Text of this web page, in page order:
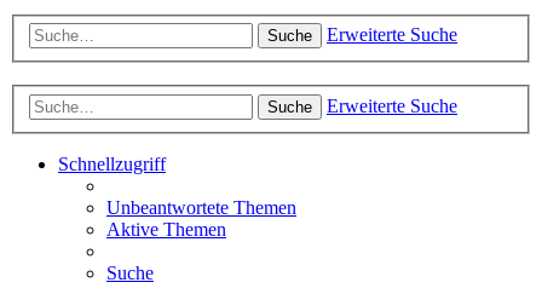
Suche Erweiterte Suche
Suche Erweiterte Suche
Schnellzugriff
Unbeantwortete Themen
Aktive Themen
Suche